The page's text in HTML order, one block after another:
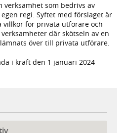
verksamhet som bedrivs av
regi. Syftet med förslaget är
villkor för privata utförare och
där skötseln av en
över till privata utförare.
i kraft den 1 januari 2024